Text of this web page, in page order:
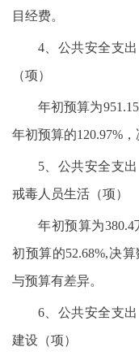
目经费。
4、公共安全支
（项）
年初预算为
年初预算的120.97%
5、公共安全支
戒毒人员生活（项）
年初预算为
初预算的52.68%,决
与预算有差异。
6、公共安全支
建设（项）